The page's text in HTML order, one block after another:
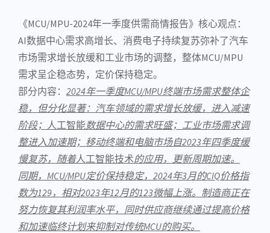
《MCU/MPU-2024年一季度供需商情报告》核心观点：
AI数据中心需求高增长、 消费电子持续复苏弥补了汽车
市场需求增长放缓和工业市场的调整，整体MCU/MPU
需求呈企稳态势，定价保持稳定。
部分内容： 2024年一季度MCU/MPU终端市场需求整体企
稳，但分化显著：汽车领域的需求增长放缓，进入减速
阶段； 人工智能数据中心的需求旺盛；工业市场需求调
整进入加速期；移动终端和电脑市场自2023年四季度缓
慢复苏，随着人工智能技术的应用，更新周期加速。
同期，MCU/MPU定价保持稳定，2024年3月的CIQ价格指
数为129，相对2023年12月的123微幅上涨。制造商正在
努力恢复其利润率水平，同时供应商继续通过提高价格
和加速临终计划来抑制对传统MCU的购买。